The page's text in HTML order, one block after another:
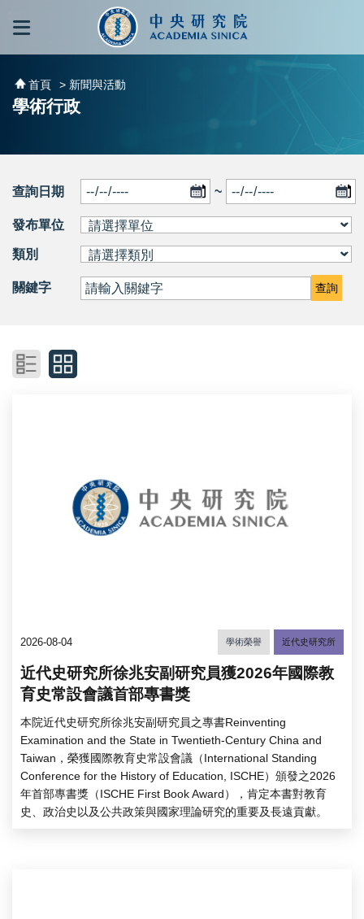
跳到主要內容區塊
首頁 > 新聞與活動
學術行政
查詢日期 ~
發布單位
類別
關鍵字 查詢
2026-08-04 學術榮譽 近代史研究所
近代史研究所徐兆安副研究員獲2026年國際教
育史常設會議首部專書獎
本院近代史研究所徐兆安副研究員之專書Reinventing
Examination and the State in Twentieth-Century China and
Taiwan，榮獲國際教育史常設會議（International Standing
Conference for the History of Education, ISCHE）頒發之2026
年首部專書獎（ISCHE First Book Award），肯定本書對教育
史、政治史以及公共政策與國家理論研究的重要及長遠貢獻。